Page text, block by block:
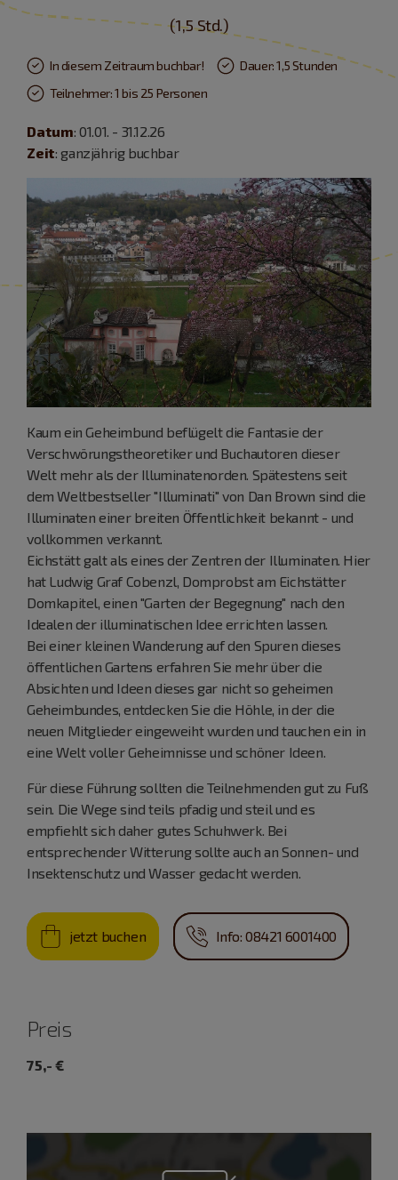
(1,5 Std.)
In diesem Zeitraum buchbar!
Dauer: 1,5 Stunden
Teilnehmer: 1 bis 25 Personen
Datum: 01.01. - 31.12.26
Zeit: ganzjährig buchbar
Kaum ein Geheimbund beflügelt die Fantasie der
Verschwörungstheoretiker und Buchautoren dieser
Welt mehr als der Illuminatenorden. Spätestens seit
dem Weltbestseller "Illuminati" von Dan Brown sind die
Illuminaten einer breiten Öffentlichkeit bekannt - und
vollkommen verkannt.
Eichstätt galt als eines der Zentren der Illuminaten. Hier
hat Ludwig Graf Cobenzl, Domprobst am Eichstätter
Domkapitel, einen "Garten der Begegnung" nach den
Idealen der illuminatischen Idee errichten lassen.
Bei einer kleinen Wanderung auf den Spuren dieses
öffentlichen Gartens erfahren Sie mehr über die
Absichten und Ideen dieses gar nicht so geheimen
Geheimbundes, entdecken Sie die Höhle, in der die
neuen Mitglieder eingeweiht wurden und tauchen ein in
eine Welt voller Geheimnisse und schöner Ideen.
Für diese Führung sollten die Teilnehmenden gut zu Fuß
sein. Die Wege sind teils pfadig und steil und es
empfiehlt sich daher gutes Schuhwerk. Bei
entsprechender Witterung sollte auch an Sonnen- und
Insektenschutz und Wasser gedacht werden.
jetzt buchen Info: 08421 6001400
Preis
75,- €